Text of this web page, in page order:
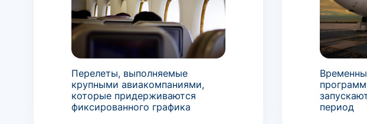
Перелеты, выполняемые
крупными авиакомпаниями,
которые придерживаются
фиксированного графика
период